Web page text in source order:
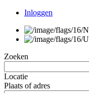
Inloggen
Zoeken
Locatie
Plaats of adres